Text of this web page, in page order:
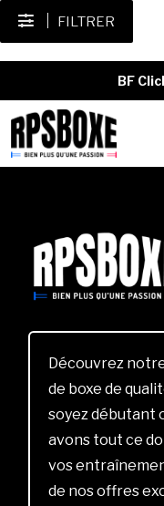
FILTRER
BF
Découvrez
de boxe de
soyez débutant
avons tout ce
vos
de nos offres